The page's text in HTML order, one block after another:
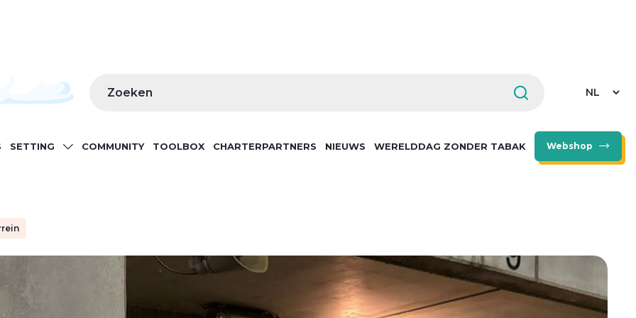
Select
SETTING COMMUNITY TOOLBOX CHARTERPARTNERS NIEUWS WERELDDAG ZONDER TABAK Webshop